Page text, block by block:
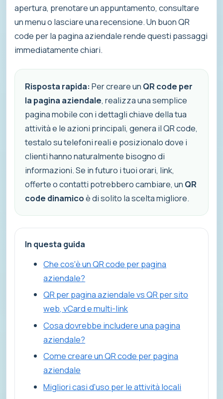
apertura, prenotare un appuntamento, consultare
un menu o lasciare una recensione. Un buon QR
code per la pagina aziendale rende questi passaggi
immediatamente chiari.
Risposta rapida: Per creare un QR code per
la pagina aziendale, realizza una semplice
pagina mobile con i dettagli chiave della tua
attività e le azioni principali, genera il QR code,
testalo su telefoni reali e posizionalo dove i
clienti hanno naturalmente bisogno di
informazioni. Se in futuro i tuoi orari, link,
offerte o contatti potrebbero cambiare, un QR
code dinamicoè di solito la scelta migliore.
In questa guida
Che cos'è un QR code per pagina
aziendale?
QR per pagina aziendale vs QR per sito
web, vCard e multi-link
Cosa dovrebbe includere una pagina
aziendale?
Come creare un QR code per pagina
aziendale
Migliori casi d'uso per le attività locali